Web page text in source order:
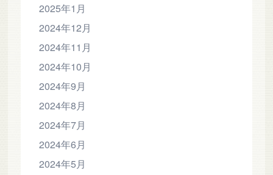
2025年1月
2024年12月
2024年11月
2024年10月
2024年9月
2024年8月
2024年7月
2024年6月
2024年5月